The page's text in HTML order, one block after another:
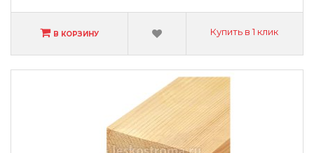
В КОРЗИНУ Купить в 1 клик